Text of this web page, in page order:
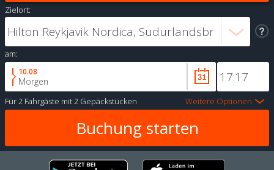
Zielort:
am:
10.08
Morgen
Für2 Fahrgäste mit2 Gepäckstücken Weitere Optionen